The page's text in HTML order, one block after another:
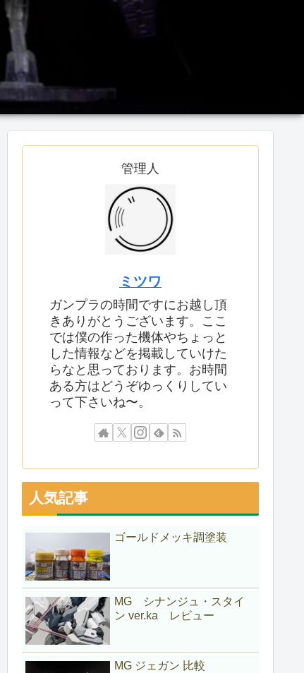
管理人
ミツワ
ガンプラの時間ですにお越し頂
きありがとうございます。ここ
では僕の作った機体やちょっと
した情報などを掲載していけた
らなと思っております。お時間
ある方はどうぞゆっくりしてい
って下さいね〜。
人気記事
ゴールドメッキ調塗装
MG シナンジュ・スタイ
ン ver.ka レビュー
MG ジェガン 比較